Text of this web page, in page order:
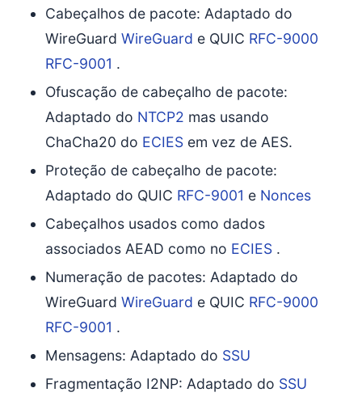
Cabeçalhos de pacote: Adaptado do
WireGuard WireGuard e QUIC RFC-9000
RFC-9001 .
Ofuscação de cabeçalho de pacote:
Adaptado do NTCP2 mas usando
ChaCha20 do ECIES em vez de AES.
Proteção de cabeçalho de pacote:
Adaptado do QUIC RFC-9001 e Nonces
Cabeçalhos usados como dados
associados AEAD como no ECIES .
Numeração de pacotes: Adaptado do
WireGuard WireGuard e QUIC RFC-9000
RFC-9001 .
Mensagens: Adaptado do SSU
Fragmentação I2NP: Adaptado do SSU